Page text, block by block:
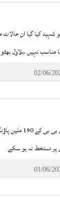
لینڈ سلائیڈنگ
شہید کیا گیا ان حالات
مناسب نہیں ،بلاول بھٹو
02/06/
عمران خان اور بشریٰ بی بی کے 190
پر دستخط نہ ہو سکے
01/06/